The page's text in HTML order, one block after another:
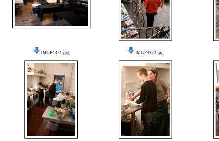
IMGP4371.jpg IMGP4372.jpg